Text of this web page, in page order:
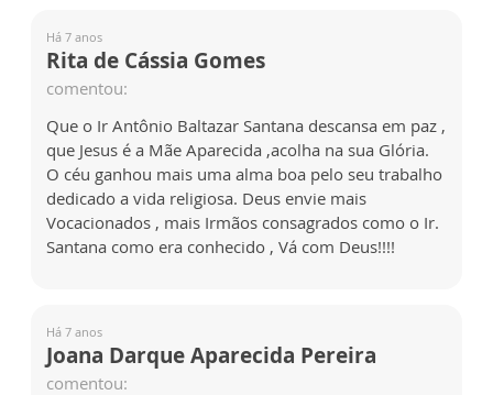
Há 7 anos
Rita de Cássia Gomes
comentou:
Que o Ir Antônio Baltazar Santana descansa em paz ,
que Jesus é a Mãe Aparecida ,acolha na sua Glória.
O céu ganhou mais uma alma boa pelo seu trabalho
dedicado a vida religiosa. Deus envie mais
Vocacionados , mais Irmãos consagrados como o Ir.
Santana como era conhecido , Vá com Deus!!!!
Há 7 anos
Joana Darque Aparecida Pereira
comentou: